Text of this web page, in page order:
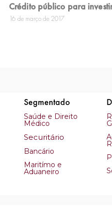
Crédito público para
16 de março de 2017
Segmentado
Saúde e Direito
Médico
Securitário
Bancário
Maritímo e
Aduaneiro